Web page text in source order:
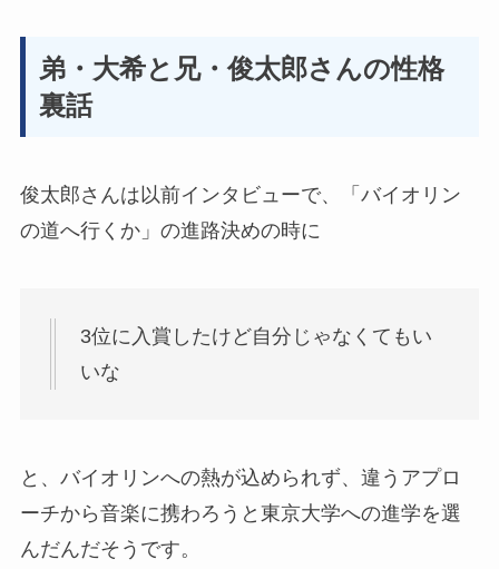
弟・大希と兄・俊太郎さんの性格
裏話
俊太郎さんは以前インタビューで、「バイオリン
の道へ行くか」の進路決めの時に
3位に入賞したけど自分じゃなくてもい
いな
と、バイオリンへの熱が込められず、違うアプロ
ーチから音楽に携わろうと東京大学への進学を選
んだんだそうです。